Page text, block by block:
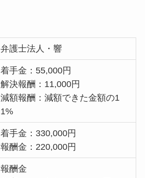
弁護士法人・響
着手金：55,000円
解決報酬：11,000円
減額報酬：減額できた金額の1
1%
着手金：330,000円
報酬金：220,000円
報酬金